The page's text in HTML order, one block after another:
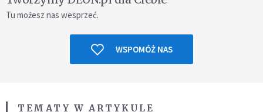
Tu możesz nas wesprzeć.
WSPOMÓŻ NAS
TEMATY W ARTYKULE